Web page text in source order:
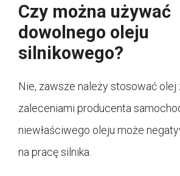
Czy można używać
dowolnego oleju
silnikowego?
Nie, zawsze należy stosować olej
zaleceniami producenta
niewłaściwego oleju może
na pracę silnika.